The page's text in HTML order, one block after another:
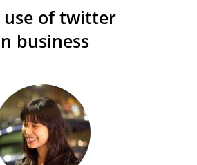
use of twitter
business